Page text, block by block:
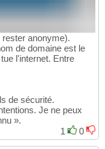
anonyme).
de domaine est le
l'internet. Entre
de sécurité.
Je ne peux
».
1
0